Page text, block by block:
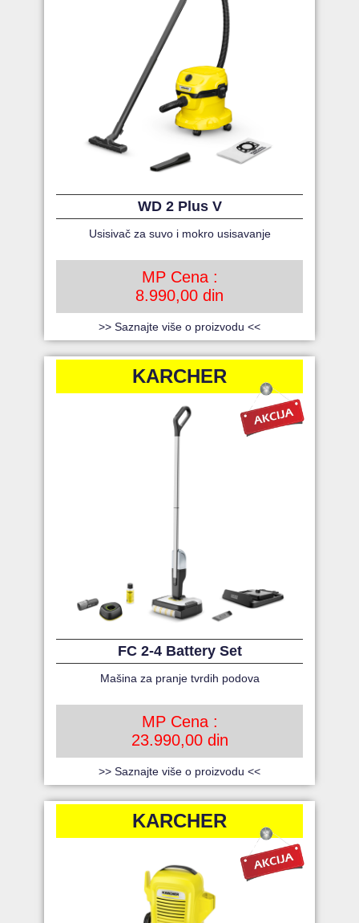
WD 2 Plus V
Usisivač za suvo i mokro usisavanje
MP Cena :
8.990,00 din
>> Saznajte više o proizvodu <<
KARCHER
FC 2-4 Battery Set
Mašina za pranje tvrdih podova
MP Cena :
23.990,00 din
>> Saznajte više o proizvodu <<
KARCHER